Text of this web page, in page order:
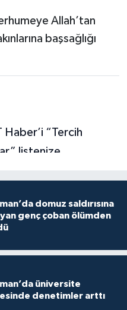
Allah’tan
başsağlığı
domuz saldırısına
genç çoban ölümden
üniversite
denetimler arttı